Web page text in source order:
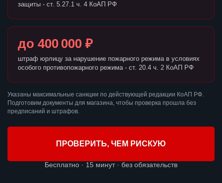
защиты - ст. 5.27.1 ч. 4 КоАП РФ
до 400 000 ₽
штраф юрлицу за нарушение пожарного режима в условиях
особого противопожарного режима - ст. 20.4 ч. 2 КоАП РФ
Указаны максимальные санкции по действующей редакции КоАП РФ.
Подготовим документы для магазина, чтобы проверка прошла без
предписаний и штрафов.
ПРОВЕРИТЬ, ЧЕМ РИСКУЮ
Бесплатно · 15 минут · без обязательств